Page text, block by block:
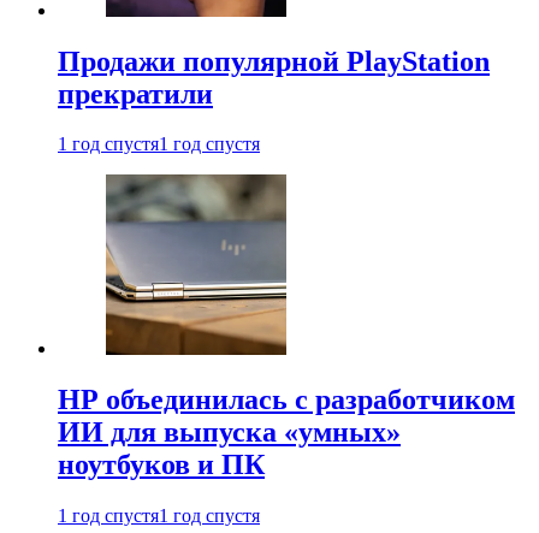
Продажи популярной PlayStation
прекратили
1 год спустя1 год спустя
HP объединилась с разработчиком
ИИ для выпуска «умных»
ноутбуков и ПК
1 год спустя1 год спустя